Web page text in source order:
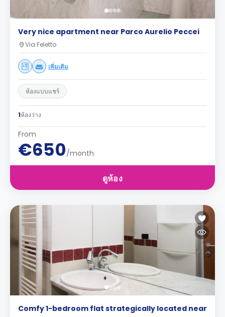
Very nice apartment near Parco Aurelio Peccei
Via Feletto
เพิ่มเติม
ห้องแบบแชร์
1ห้องว่าง
From
€650/month
ดูห้อง
Comfy 1-bedroom flat strategically located near